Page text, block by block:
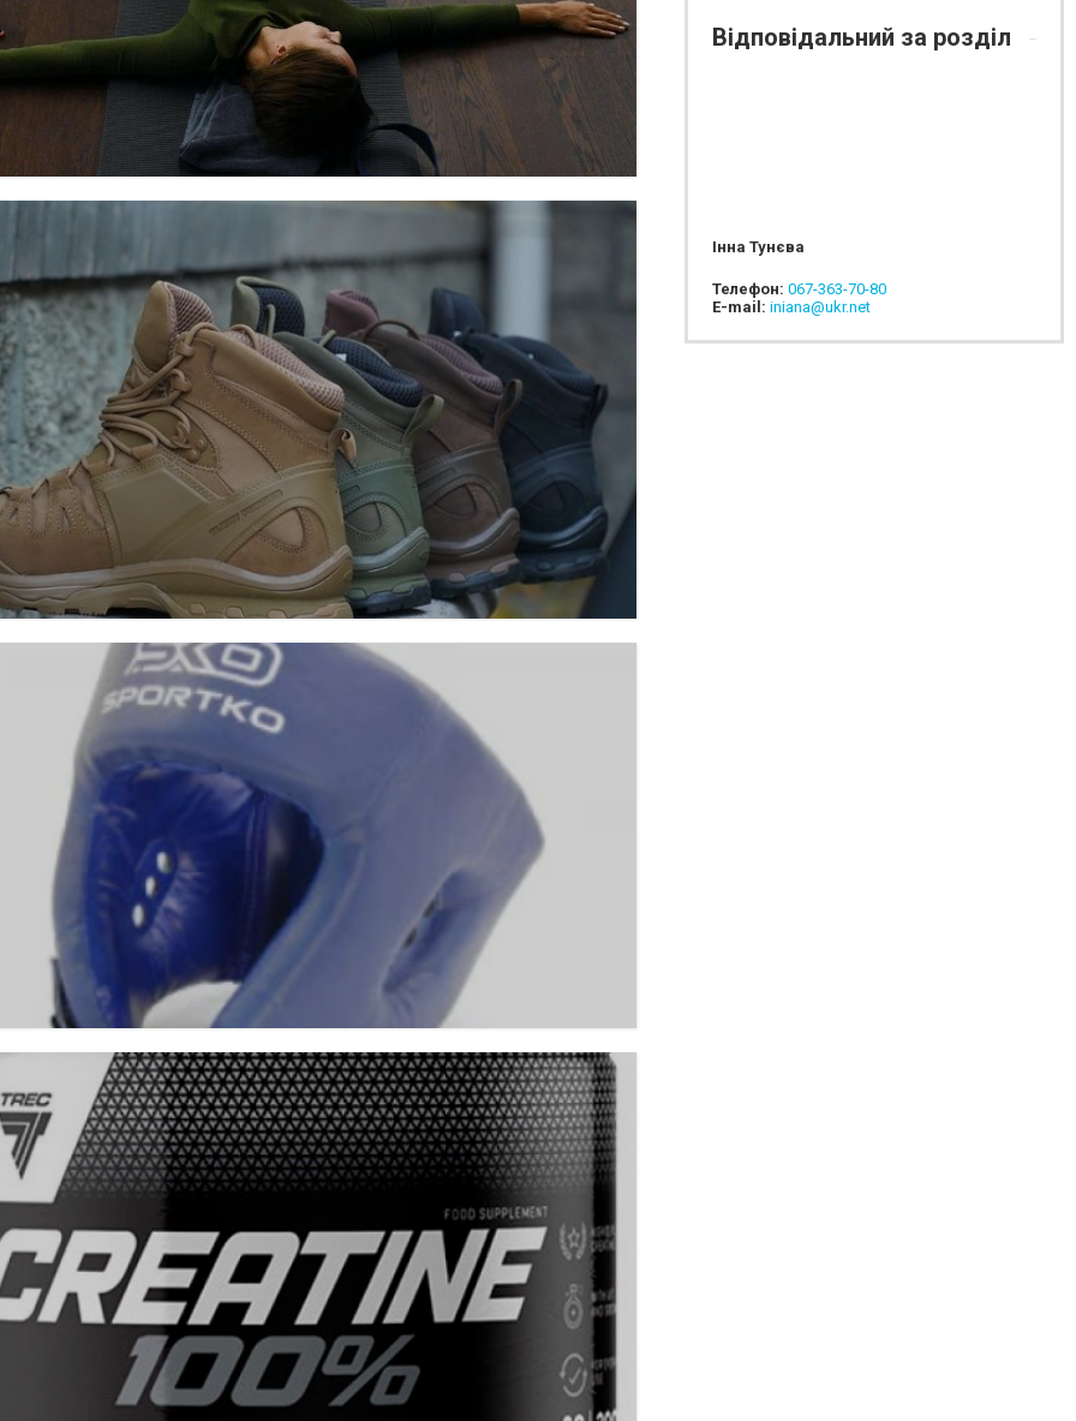
Відповідальний за розділ
Інна Тунєва
Телефон: 067-363-70-80
E-mail: iniana@ukr.net